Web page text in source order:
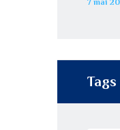
7 mai
Tags